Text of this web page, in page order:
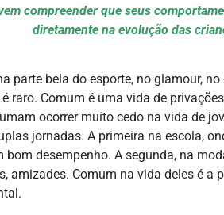
compreender que seus
diretamente na evolução das
parte bela do esporte, no glamour,
raro. Comum é uma vida de
ocorrer muito cedo na vida de
jornadas. A primeira na escola,
desempenho. A segunda, na
amizades. Comum na vida deles é a